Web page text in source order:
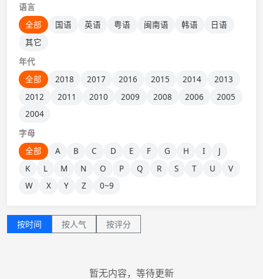
语言
全部
国语 英语 粤语 闽南语 韩语
日语
其它
年代
全部
2018 2017 2016 2015 2014
2013
2012
2011 2010 2009 2008 2006
2005
2004
字母
全部
A B C D E F G H I
J
K
L M N O P Q R S T U
V
W
X Y Z 0~9
按时间 按人气 按评分
暂无内容，等待更新